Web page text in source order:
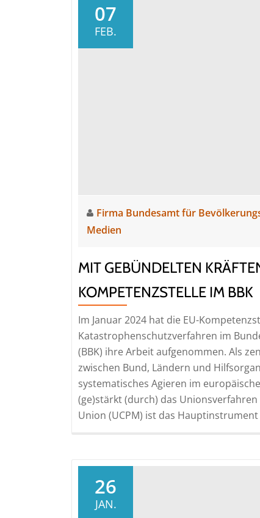
07
FEB.
Firma Bundesamt für
Medien
MIT GEBÜNDELTEN
KOMPETENZSTELLE IM BBK
Im Januar 2024 hat die EU-
Katastrophenschutzverfahren im
(BBK) ihre Arbeit aufgenommen. Als
zwischen Bund, Ländern und
systematisches Agieren im
(ge)stärkt (durch) das
Union (UCPM) ist das
26
JAN.